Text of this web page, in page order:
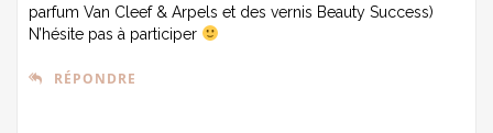
parfum Van Cleef & Arpels et des vernis Beauty Success)
N’hésite pas à participer
RÉPONDRE